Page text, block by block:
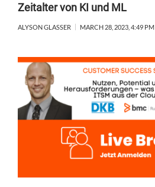
Zeitalter von KI und ML
ALYSON GLASSER MARCH 28, 2023, 4:49 PM